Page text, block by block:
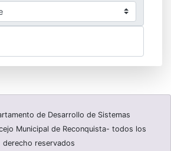
de Desarrollo de Sistemas
Municipal de Reconquista- todos los
derecho reservados